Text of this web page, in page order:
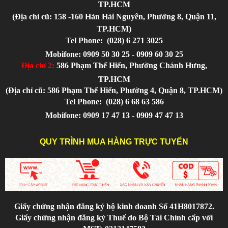
TP.HCM
(Địa chỉ cũ: 158 -160 Hàn Hải Nguyên, Phường 8, Quận 11,
TP.HCM)
Tel Phone: (028) 6 271 3025
Mobifone: 0909 50 30 25 - 0909 60 30 25
Địa chỉ 2: 586 Phạm Thế Hiển, Phường Chánh Hưng,
TP.HCM
(Địa chỉ cũ: 586 Phạm Thế Hiển, Phường 4, Quận 8, TP.HCM)
Tel Phone: (028) 6 68 63 586
Mobifone: 0909 17 47 13 - 0909 47 47 13
QUY TRÌNH MUA HÀNG TRỰC TUYẾN
Giấy chứng nhận đăng ký hộ kinh doanh Số 41H8017872.
Giấy chứng nhận đăng ký Thuế do Bộ Tài Chính cấp với